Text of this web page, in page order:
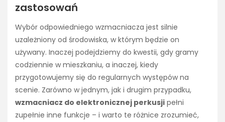
zastosowań
Wybór odpowiedniego wzmacniacza jest silnie
uzależniony od środowiska, w którym będzie on
używany. Inaczej podejdziemy do kwestii, gdy gramy
codziennie w mieszkaniu, a inaczej, kiedy
przygotowujemy się do regularnych występów na
scenie. Zarówno w jednym, jak i drugim przypadku,
wzmacniacz do elektronicznej perkusji pełni
zupełnie inne funkcje – i warto te różnice zrozumieć,